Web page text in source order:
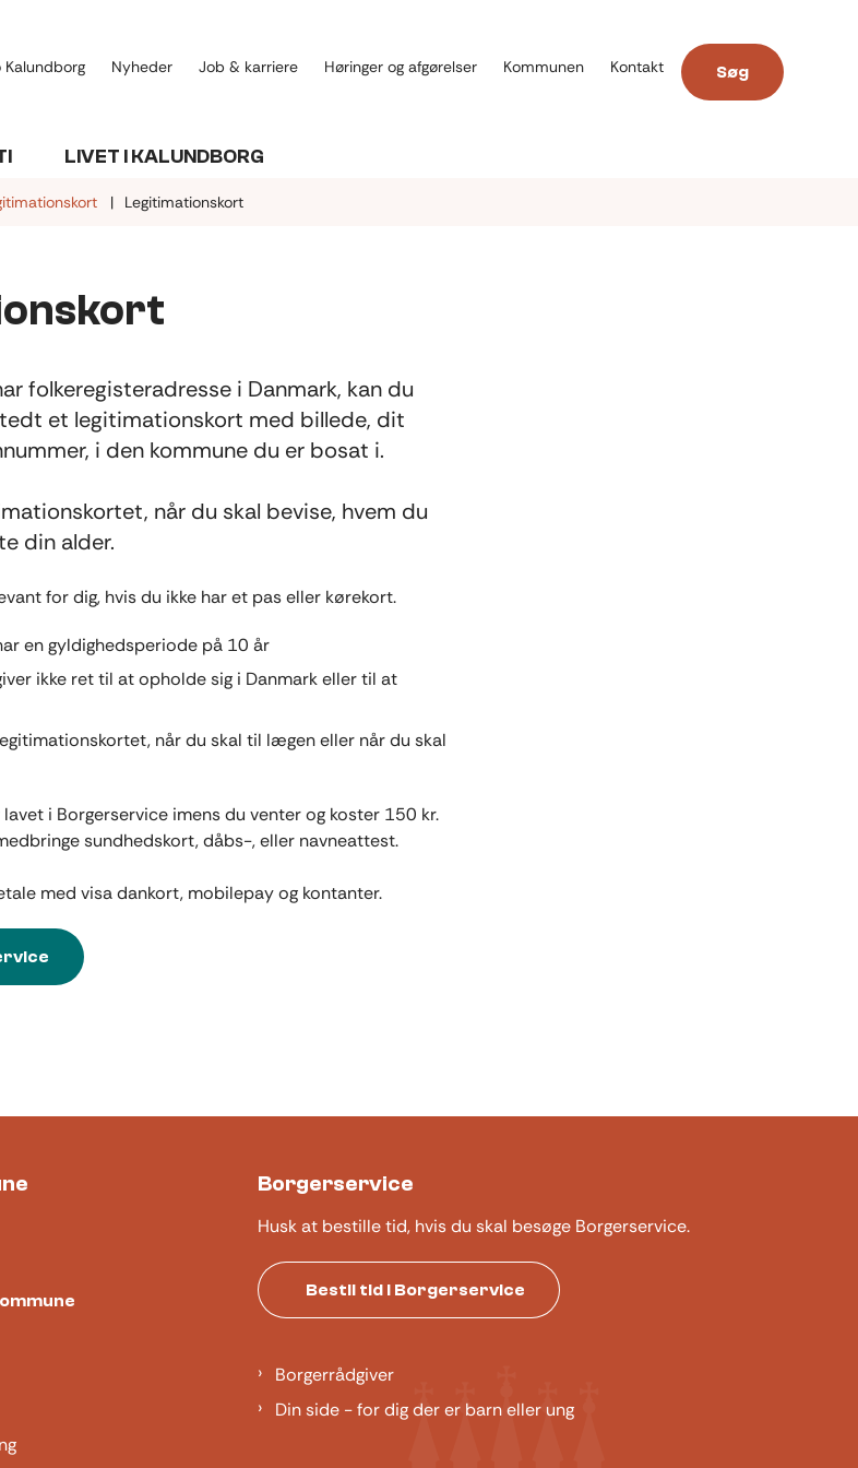
Kalundborg Nyheder Job & karriere Høringer og afgørelser Kommunen Kontakt Søg
LIVET I KALUNDBORG
Legitimationskort
folkeregisteradresse i Danmark, kan du
et legitimationskort med billede, dit
i den kommune du er bosat i.
når du skal bevise, hvem du
din alder.
for dig, hvis du ikke har et pas eller kørekort.
en gyldighedsperiode på 10 år
ikke ret til at opholde sig i Danmark eller til at
når du skal til lægen eller når du skal
i Borgerservice imens du venter og koster 150 kr.
sundhedskort, dåbs-, eller navneattest.
med visa dankort, mobilepay og kontanter.
Borgerservice
Husk at bestille tid, hvis du skal besøge Borgerservice.
Bestil tid i Borgerservice
Borgerrådgiver
Din side - for dig der er barn eller ung